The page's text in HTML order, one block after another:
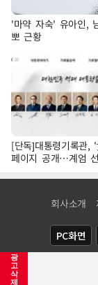
광
고
삭
제
'마약 자숙' 유아인,
뽀 근황
[단독]대통령기록관,
페이지 공개…계엄
회사소개
PC화면